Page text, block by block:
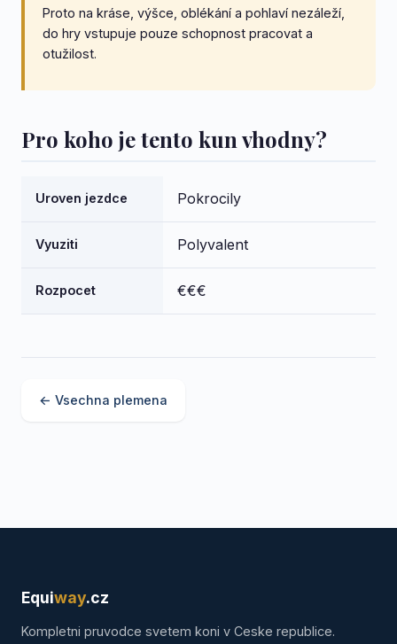
Proto na kráse, výšce, oblékání a pohlaví nezáleží,
do hry vstupuje pouze schopnost pracovat a
otužilost.
Pro koho je tento kun vhodny?
Uroven jezdce Pokrocily
Vyuziti Polyvalent
Rozpocet €€€
← Vsechna plemena
Equiway.cz
Kompletni pruvodce svetem koni v Ceske republice.